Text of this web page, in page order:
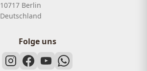
10717 Berlin
Deutschland
Folge uns